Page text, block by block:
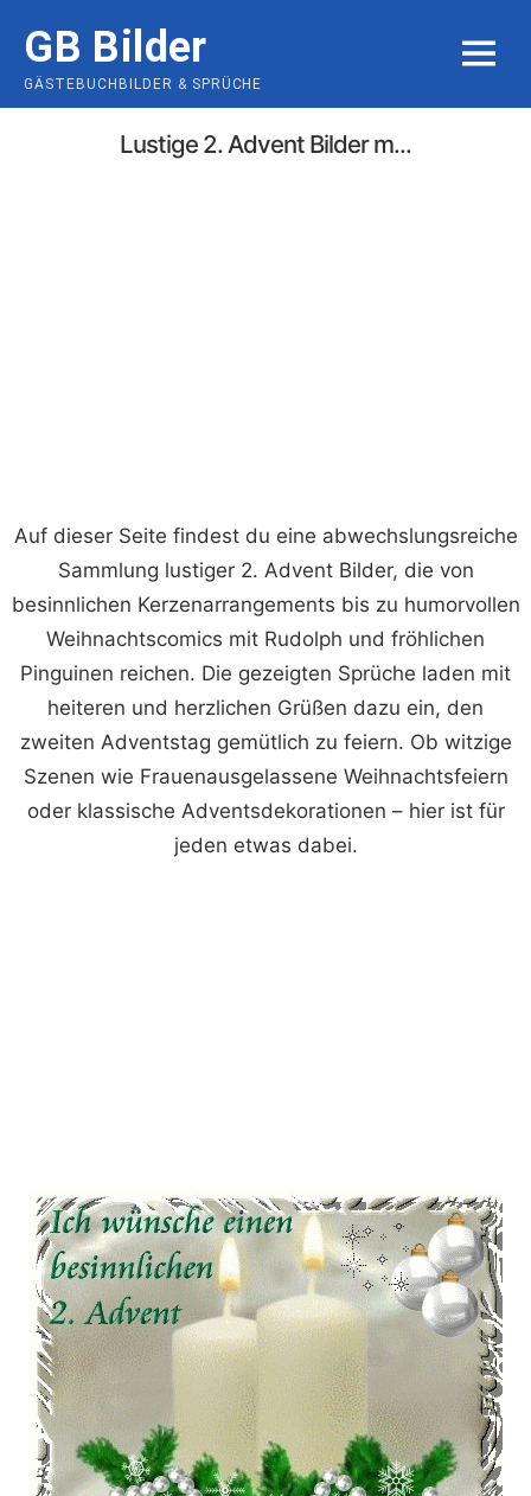
content
GB Bilder
GÄSTEBUCHBILDER & SPRÜCHE
MENU
Lustige 2. Advent Bilder m...
Auf dieser Seite findest du eine abwechslungsreiche
Sammlung lustiger 2. Advent Bilder, die von
besinnlichen Kerzenarrangements bis zu humorvollen
Weihnachtscomics mit Rudolph und fröhlichen
Pinguinen reichen. Die gezeigten Sprüche laden mit
heiteren und herzlichen Grüßen dazu ein, den
zweiten Adventstag gemütlich zu feiern. Ob witzige
Szenen wie Frauenausgelassene Weihnachtsfeiern
oder klassische Adventsdekorationen – hier ist für
jeden etwas dabei.